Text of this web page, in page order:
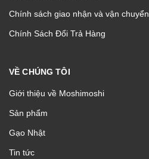
Chính sách giao nhận và vận chuyển
Chính Sách Đổi Trả Hàng
VỀ CHÚNG TÔI
Giới thiệu về Moshimoshi
Sản phẩm
Gạo Nhật
Tin tức